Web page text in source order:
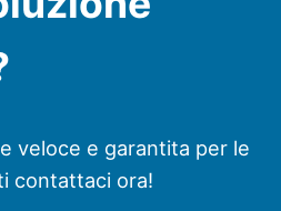
veloce e garantita per le
contattaci ora!